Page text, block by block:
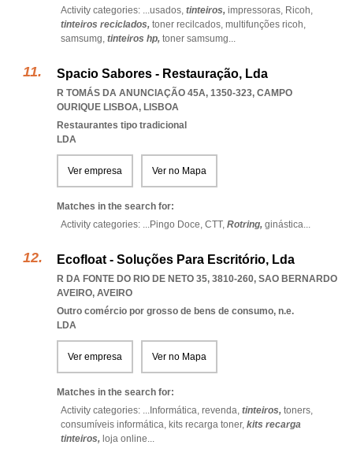
Activity categories: ...usados, tinteiros, impressoras, Ricoh,
tinteiros reciclados, toner recilcados, multifunções ricoh,
samsumg, tinteiros hp, toner samsumg...
Spacio Sabores - Restauração, Lda
R TOMÁS DA ANUNCIAÇÃO 45A, 1350-323, CAMPO
OURIQUE LISBOA, LISBOA
Restaurantes tipo tradicional
LDA
Ver empresa Ver no Mapa
Matches in the search for:
Activity categories: ...Pingo Doce, CTT, Rotring, ginástica...
Ecofloat - Soluções Para Escritório, Lda
R DA FONTE DO RIO DE NETO 35, 3810-260, SAO BERNARDO
AVEIRO, AVEIRO
Outro comércio por grosso de bens de consumo, n.e.
LDA
Ver empresa Ver no Mapa
Matches in the search for:
Activity categories: ... Informática, revenda, tinteiros, toners,
consumíveis informática, kits recarga toner, kits recarga
tinteiros, loja online...